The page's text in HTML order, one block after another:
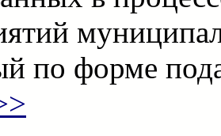
по форме